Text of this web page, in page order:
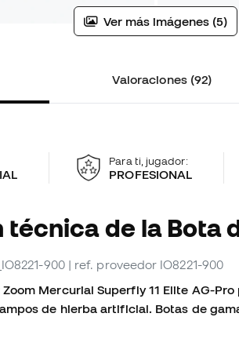
Ver más imágenes (5)
Valoraciones (92)
Para ti, jugador:
PROFESIONAL
técnica de la Bota
900 | ref. proveedor IO8221-900
Mercurial Superfly 11 Elite AG-
de hierba artificial. Botas de